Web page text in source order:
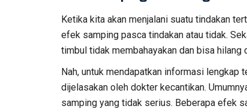
Ketika kita akan menjalani suatu tindakan
efek samping pasca tindakan atau tidak.
timbul tidak membahayakan dan bisa hilang
Nah, untuk mendapatkan informasi lengkap
dijelasakan oleh dokter kecantikan.
samping yang tidak serius. Beberapa efek